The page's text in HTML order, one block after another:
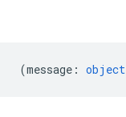
(message : object